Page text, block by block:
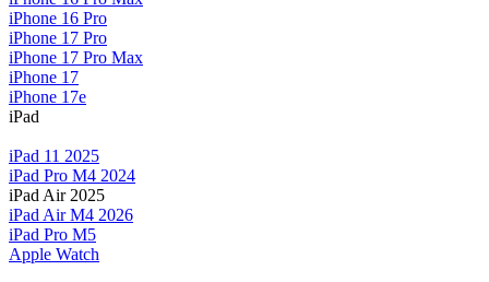
iPhone 16 Pro
iPhone 17 Pro
iPhone 17 Pro Max
iPhone 17
iPhone 17e
iPad
iPad 11 2025
iPad Pro M4 2024
iPad Air 2025
iPad Air M4 2026
iPad Pro M5
Apple Watch